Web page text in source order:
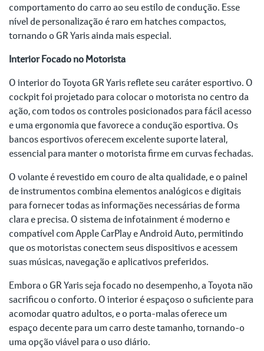
comportamento do carro ao seu estilo de condução. Esse
nível de personalização é raro em hatches compactos,
tornando o GR Yaris ainda mais especial.
Interior Focado no Motorista
O interior do Toyota GR Yaris reflete seu caráter esportivo. O
cockpit foi projetado para colocar o motorista no centro da
ação, com todos os controles posicionados para fácil acesso
e uma ergonomia que favorece a condução esportiva. Os
bancos esportivos oferecem excelente suporte lateral,
essencial para manter o motorista firme em curvas fechadas.
O volante é revestido em couro de alta qualidade, e o painel
de instrumentos combina elementos analógicos e digitais
para fornecer todas as informações necessárias de forma
clara e precisa. O sistema de infotainment é moderno e
compatível com Apple CarPlay e Android Auto, permitindo
que os motoristas conectem seus dispositivos e acessem
suas músicas, navegação e aplicativos preferidos.
Embora o GR Yaris seja focado no desempenho, a Toyota não
sacrificou o conforto. O interior é espaçoso o suficiente para
acomodar quatro adultos, e o porta-malas oferece um
espaço decente para um carro deste tamanho, tornando-o
uma opção viável para o uso diário.